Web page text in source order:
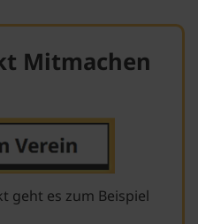
Mitmachen
geht es zum Beispiel